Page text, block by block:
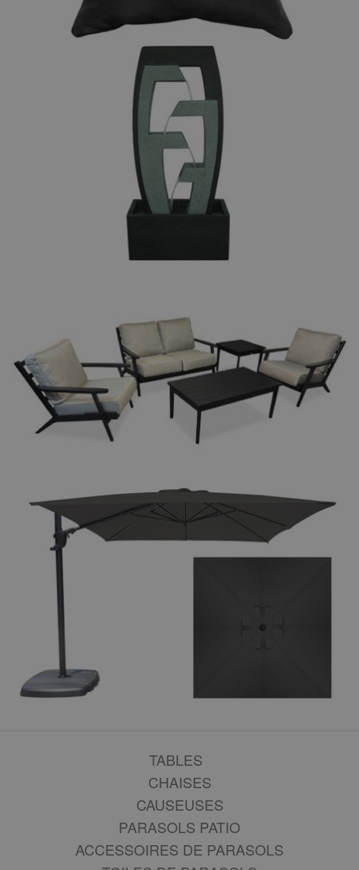
TABLES
CHAISES
CAUSEUSES
PARASOLS PATIO
ACCESSOIRES DE PARASOLS